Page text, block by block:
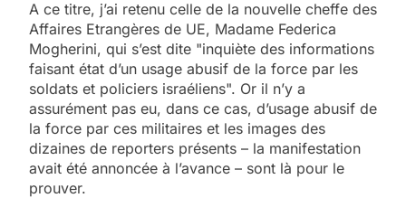
A ce titre, j’ai retenu celle de la nouvelle cheffe des
Affaires Etrangères de UE, Madame Federica
Mogherini, qui s’est dite "inquiète des informations
faisant état d’un usage abusif de la force par les
soldats et policiers israéliens". Or il n’y a
assurément pas eu, dans ce cas, d’usage abusif de
la force par ces militaires et les images des
dizaines de reporters présents – la manifestation
avait été annoncée à l’avance – sont là pour le
prouver.